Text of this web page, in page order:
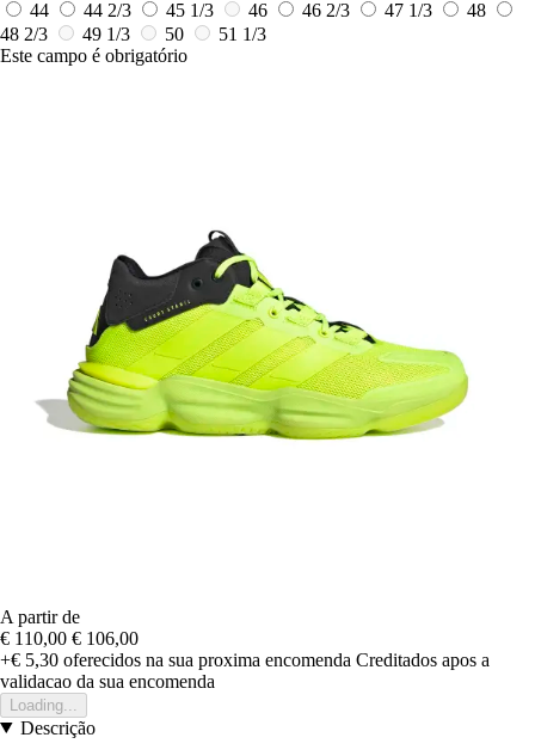
44 44 2/3 45 1/3 46 46 2/3 47 1/3
48
48 2/3
49 1/3 50
51 1/3
Este campo é obrigatório
A partir de
€ 110,00 € 106,00
+€ 5,30 oferecidos na sua proxima encomenda Creditados apos a
validacao da sua encomenda
Loading...
Descrição